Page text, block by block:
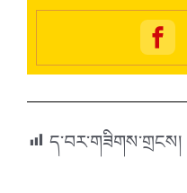
ད་བར་གཟིགས་གྲངས།